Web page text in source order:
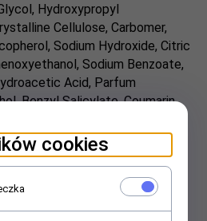
Hydroxypropyl
Cellulose, Carbomer,
Sodium Hydroxide, Citric
Sodium Benzoate,
Acid, Parfum
Benzyl Salicylate, Coumarin,
Cinnamal,
Linalyl Acetate, Tetramethyl
CI 77492 (Iron Oxides).
cookies